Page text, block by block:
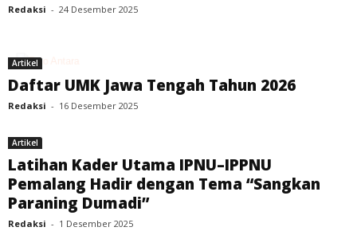
Redaksi - 24 Desember 2025
Artikel
Daftar UMK Jawa Tengah Tahun 2026
Redaksi - 16 Desember 2025
Artikel
Latihan Kader Utama IPNU–IPPNU
Pemalang Hadir dengan Tema “Sangkan
Paraning Dumadi”
Redaksi - 1 Desember 2025